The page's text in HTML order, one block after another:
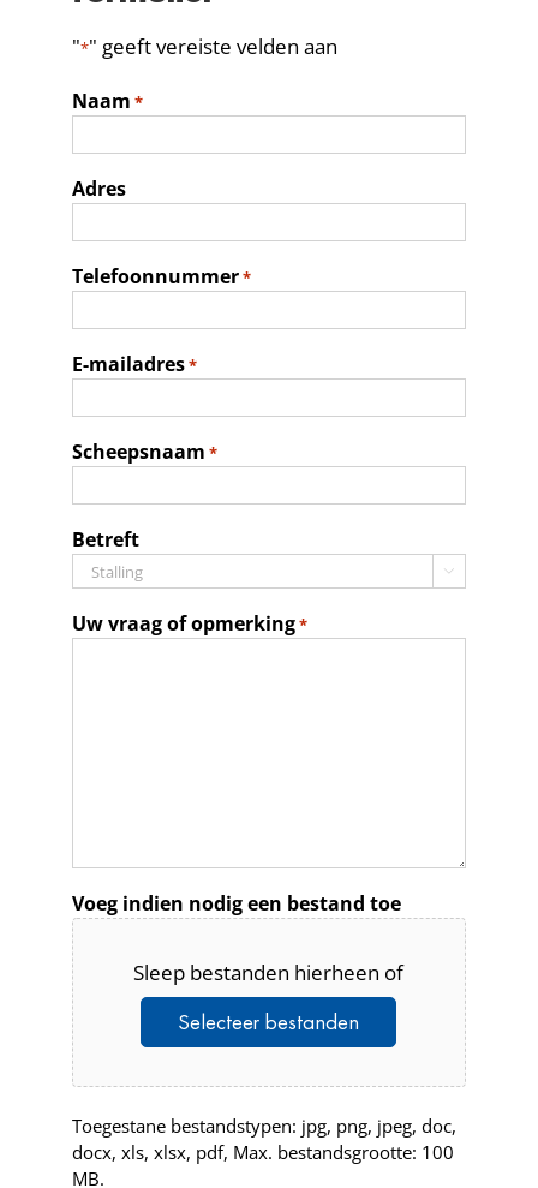
Contact
"*" geeft vereiste velden aan
Naam *
Adres
Telefoonnummer*
E-mailadres*
Scheepsnaam *
Betreft

Uw vraag of opmerking*
Voeg indien nodig een bestand toe
Sleep bestanden hierheen of
Selecteer bestanden
Toegestane bestandstypen: jpg, png, jpeg, doc,
docx, xls, xlsx, pdf, Max. bestandsgrootte: 100
MB.